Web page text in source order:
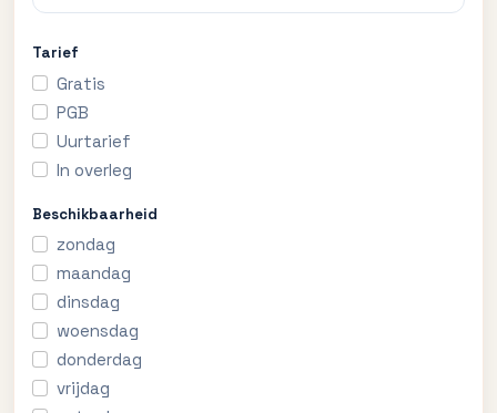
Tarief
Gratis
PGB
Uurtarief
In overleg
Beschikbaarheid
zondag
maandag
dinsdag
woensdag
donderdag
vrijdag